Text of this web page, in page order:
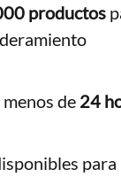
productos
de 24